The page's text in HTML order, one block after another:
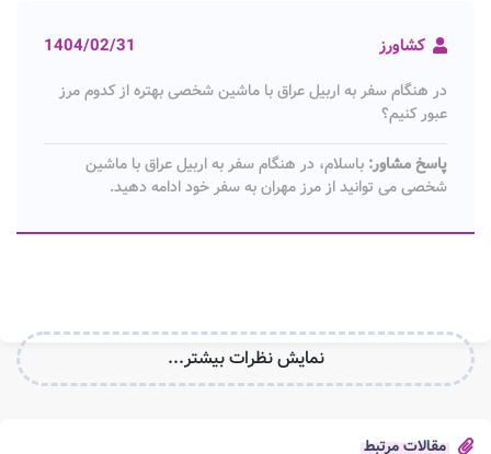
مقالات مرتبط
کشاورز 1404/02/31
در هنگام سفر به اربیل عراق با ماشین شخصی بهتره از کدوم مرز
عبور کنیم؟
پاسخ مشاور: باسلام، در هنگام سفر به اربیل عراق با ماشین
شخصی می توانید از مرز مهران به سفر خود ادامه دهید.
نمایش نظرات بیشتر...